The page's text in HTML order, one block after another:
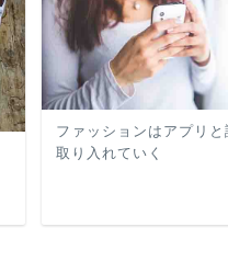
ファッションはアプリと
取り入れていく